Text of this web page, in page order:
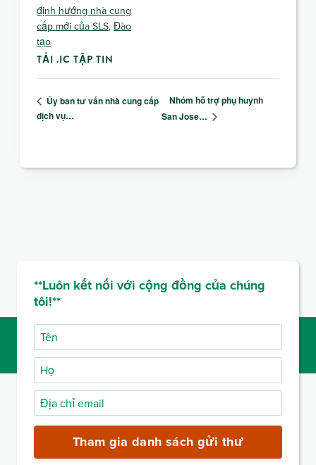
định hướng nhà cung
cấp mới của SLS, Đào
tạo
TẢI .IC TẬP TIN
Ủy ban tư vấn nhà cung cấp
dịch vụ…
Nhóm hỗ trợ phụ huynh
San Jose…
**Luôn kết nối với cộng đồng của chúng
tôi!**
Tên
Họ
Địa
chỉ
(bắt
Tham gia danh sách gửi thư